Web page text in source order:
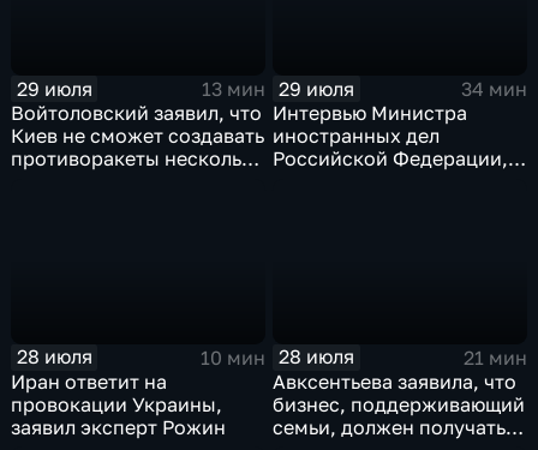
29 июля
13 мин
Войтоловский заявил, что
Киев не сможет создавать
противоракеты несколько
29 июля
34 мин
Интервью Министра
иностранных дел
Российской Федерации,
28 июля
10 мин
Иран ответит на
провокации Украины,
заявил эксперт Рожин
28 июля
21 мин
Авксентьева заявила, что
бизнес, поддерживающий
семьи, должен получать